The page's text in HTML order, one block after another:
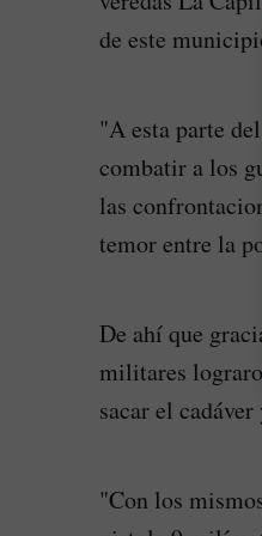
de este
"A esta parte
combatir a los
las
temor entre la
De ahí que
militares
sacar el
"Con los